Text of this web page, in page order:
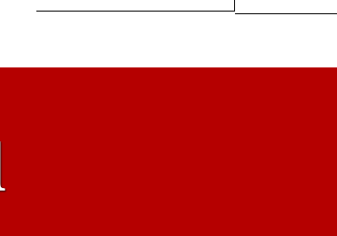
AÑADIR AL CA
VISTA
AÑADIR AL